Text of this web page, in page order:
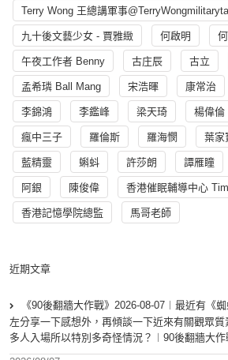
Terry Wong 王總講軍事
九十後文藝少女 - 賈雅緻 何啟明
午夜工作者 Benny 古庄辰 古立
孟希璘 Ball Mang 宋浩暉 康常治
李錦鴻 李鑑峰 梁天琦 楊偉倫
瘋中三子 羅倫斯 羅海憫 葉家
藍精靈 蝌蚪 許莎朗 譚雁瞳
阿銀 陳俊偉 香港催眠輔導中心
香港記憶學院總監 馬哥老師
近期文章
《90後翻牆大作戰》2026-08-07︱最近有《
左分享一下感想外，再傾談一下近來有關觀眾質
多人入場所以特別多奇怪情況？︱90後翻牆大